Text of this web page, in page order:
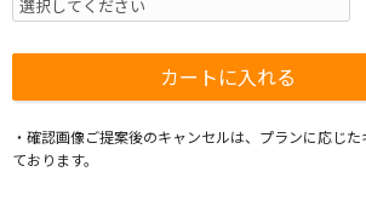
・確認画像ご提案後のキャンセルは、プランに応じ
ております。